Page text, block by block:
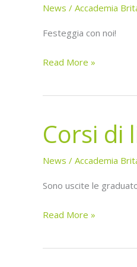
News / Accademia
Festeggia con noi!
of
2018
Read More »
Corsi di
News / Accademia
Sono uscite le
Corsi
di
lingua
Italia
Read More »